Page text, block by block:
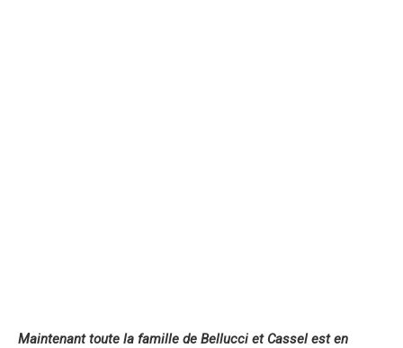
Maintenant toute la famille de Bellucci et Cassel est en